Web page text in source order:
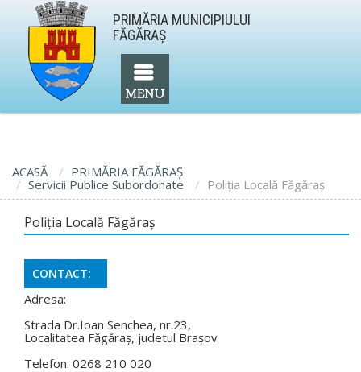
PRIMĂRIA MUNICIPIULUI
FĂGĂRAŞ
ACASĂ
PRIMĂRIA FĂGĂRAŞ
Servicii Publice Subordonate
Poliţia Locală Făgăraș
Poliţia Locală Făgăraș
CONTACT:
Adresa:
Strada Dr.Ioan Senchea, nr.23,
Localitatea Făgăraș, judetul Brașov
Telefon: 0268 210 020